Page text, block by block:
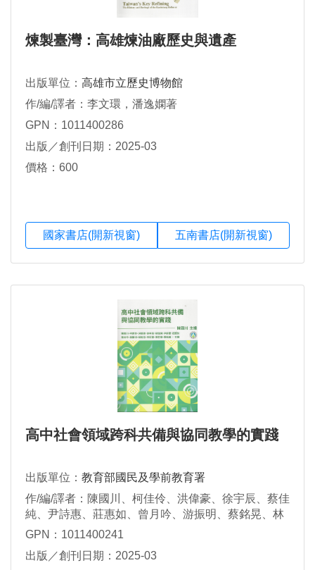
煉製臺灣：高雄煉油廠歷史與遺產
出版單位： 高雄市立歷史博物館
作/編/譯者：李文環，潘逸嫻著
GPN：1011400286
出版／創刊日期：2025-03
價格：600
國家書店(開新視窗) 五南書店(開新視窗)
高中社會領域跨科共備與協同教學的實踐
出版單位： 教育部國民及學前教育署
作/編/譯者：陳國川、柯佳伶、洪偉豪、徐宇辰、蔡佳
純、尹詩惠、莊惠如、曾月吟、游振明、蔡銘晃、林
欣蓉、張哲維、張祐綸（陳國川 主編）
GPN：1011400241
出版／創刊日期：2025-03